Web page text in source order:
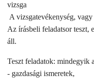
vizsga
A vizsgatevékenység, vagy
Az írásbeli feladatsor teszt,
áll.
Teszt feladatok: mindegyik
- gazdasági ismeretek,